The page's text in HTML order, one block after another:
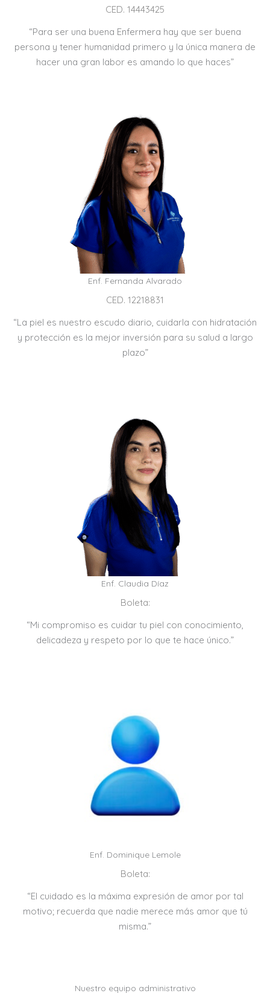
CED. 14443425
“Para ser una buena Enfermera hay que ser buena
persona y tener humanidad primero y la única manera de
hacer una gran labor es amando lo que haces”
Enf. Fernanda Alvarado
CED. 12218831
“La piel es nuestro escudo diario, cuidarla con hidratación
y protección es la mejor inversión para su salud a largo
plazo”
Enf. Claudia Díaz
Boleta:
“Mi compromiso es cuidar tu piel con conocimiento,
delicadeza y respeto por lo que te hace único.”
Enf. Dominique Lemole
Boleta:
“El cuidado es la máxima expresión de amor por tal
motivo; recuerda que nadie merece más amor que tú
misma.”
Nuestro equipo administrativo